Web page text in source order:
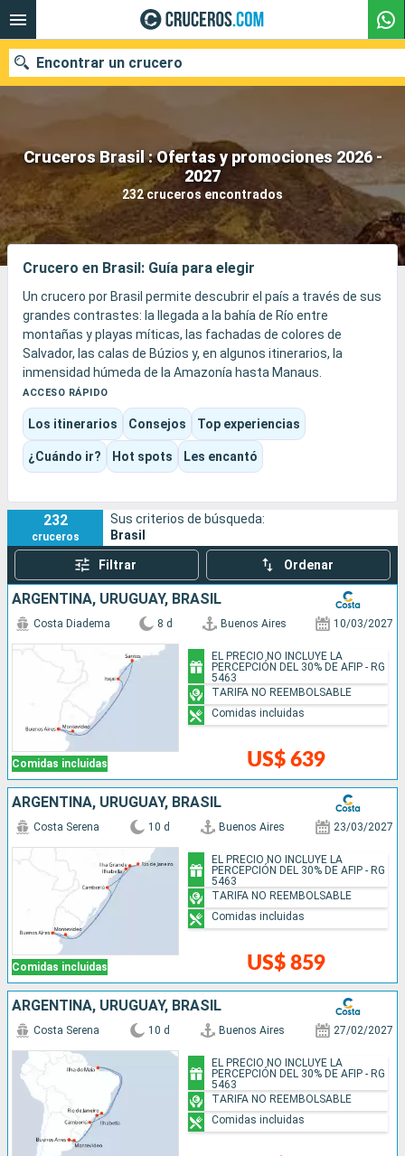
Cruceros Brasil : Ofertas y promociones 2026 -
2027
232 cruceros encontrados
Encontrar un crucero
Nuestros destinos
Fecha de salida
Puertos Compañías
Buscar
Crucero en Brasil: Guía para elegir
Un crucero por Brasil permite descubrir el país a través de sus
grandes contrastes: la llegada a la bahía de Río entre
montañas y playas míticas, las fachadas de colores de
Salvador, las calas de Búzios y, en algunos itinerarios, la
inmensidad húmeda de la Amazonía hasta Manaus.
El viaje alterna puertos animados, playas, samba, cocina
bahiana, bosque tropical, barrios históricos y largos días en el
mar a lo largo del Atlántico sur.
Según la temporada y el barco elegidos, la experiencia puede
ser festiva, playera, cultural, fluvial o más refinada, en un
las escalas.
ACCESO RÁPIDO
Los itinerarios Consejos Top experiencias
¿Cuándo ir? Hot spots Les encantó
232
cruceros
Sus criterios de búsqueda:
Brasil
Filtrar Ordenar
ARGENTINA, URUGUAY, BRASIL
Comidas incluidas
Costa Diadema 8 d Buenos Aires 10/03/2027
US$ 639
EL PRECIO NO INCLUYE LA
PERCEPCIÓN DEL 30% DE AFIP - RG
5463
TARIFA NO REEMBOLSABLE
Comidas incluidas
ARGENTINA, URUGUAY, BRASIL
Comidas incluidas
Costa Serena 10 d Buenos Aires 23/03/2027
US$ 859
EL PRECIO NO INCLUYE LA
PERCEPCIÓN DEL 30% DE AFIP - RG
5463
TARIFA NO REEMBOLSABLE
Comidas incluidas
ARGENTINA, URUGUAY, BRASIL
Costa Serena 10 d Buenos Aires 27/02/2027
EL PRECIO NO INCLUYE LA
PERCEPCIÓN DEL 30% DE AFIP - RG
5463
TARIFA NO REEMBOLSABLE
Comidas incluidas